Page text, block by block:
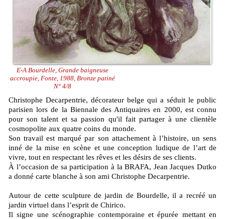
E-A Bourdelle, Grande baigneuse
accroupie, Fonte, 1988, Bronze patiné
N° 4/8
Christophe Decarpentrie, décorateur belge qui a séduit le public
parisien lors de la Biennale des Antiquaires en 2000, est connu
pour son talent et sa passion qu'il fait partager à une clientèle
cosmopolite aux quatre coins du monde.
Son travail est marqué par son attachement à l’histoire, un sens
inné de la mise en scène et une conception ludique de l’art de
vivre, tout en respectant les rêves et les désirs de ses clients.
À l’occasion de sa participation à la BRAFA, Jean Jacques Dutko
a donné carte blanche à son ami Christophe Decarpentrie.
Autour de cette sculpture de jardin de Bourdelle, il a recréé un
jardin virtuel dans l’esprit de Chirico.
Il signe une scénographie contemporaine et épurée mettant en